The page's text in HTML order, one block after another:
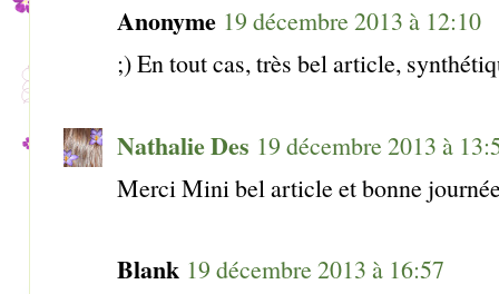
Anonyme 19 décembre 2013 à 12:10
;) En tout cas, très bel article,
Nathalie Des 19 décembre 2013 à
Merci Mini bel article et bonne
Blank 19 décembre 2013 à 16:57